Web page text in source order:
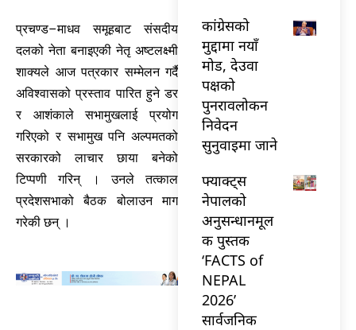
प्रचण्ड–माधव समूहबाट संसदीय
दलको नेता बनाइएकी नेतृ अष्टलक्ष्मी
शाक्यले आज पत्रकार सम्मेलन गर्दै
अविश्वासको प्रस्ताव पारित हुने डर
र आशंकाले सभामुखलाई प्रयोग
गरिएको र सभामुख पनि अल्पमतको
सरकारको लाचार छाया बनेको
टिप्पणी गरिन् । उनले तत्काल
प्रदेशसभाको बैठक बोलाउन माग
गरेकी छन् ।
कांग्रेसको
मुद्दामा नयाँ
मोड, देउवा
पक्षको
पुनरावलोकन
निवेदन
सुनुवाइमा जाने
फ्याक्ट्स
नेपालको
अनुसन्धानमूल
क पुस्तक
‘FACTS of
NEPAL
2026’
सार्वजनिक